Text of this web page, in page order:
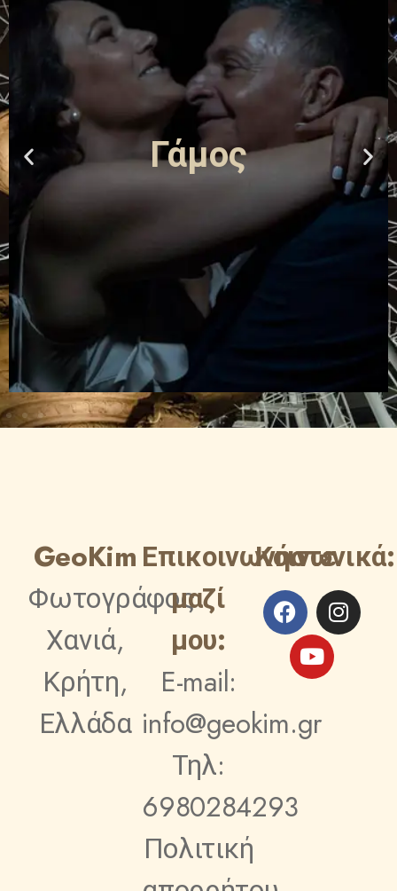
Γάμος
GeoKim
Φωτογράφος
Χανιά,
Κρήτη,
Ελλάδα
Επικοινωνήστε
μαζί
μου:
E-mail:
info@geokim.gr
Τηλ:
6980284293
Πολιτική
Κοινωνικά: